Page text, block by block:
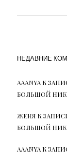
НЕДАВНИЕ
AAANYAК
БОЛЬШОЙ
ЖЕНЯ К
БОЛЬШОЙ
AAANYAК